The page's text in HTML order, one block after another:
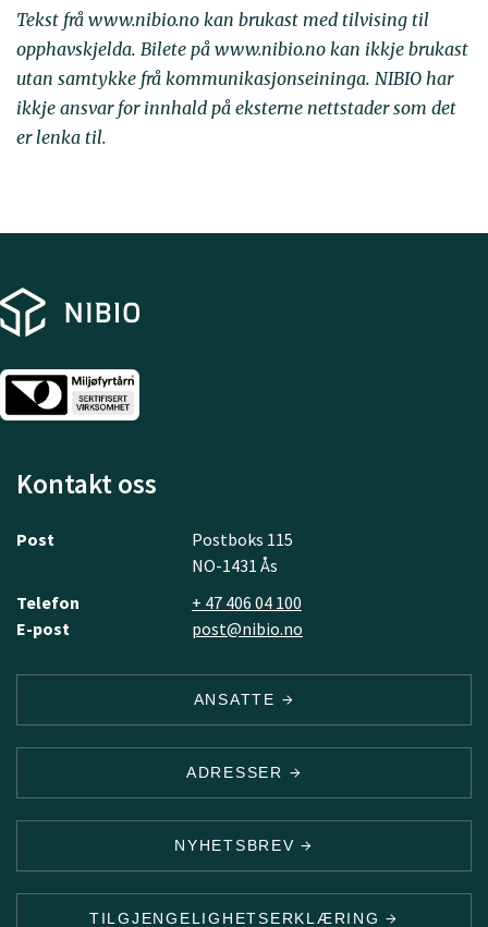
Tekst frå www.nibio.no kan brukast med tilvising til
opphavskjelda. Bilete på www.nibio.no kan ikkje brukast
utan samtykke frå kommunikasjonseininga. NIBIO har
ikkje ansvar for innhald på eksterne nettstader som det
er lenka til.
Kontakt oss
Post
Postboks 115
NO-1431 Ås
Telefon
+ 47 406 04 100
E-post
post@nibio.no
ANSATTE
ADRESSER
NYHETSBREV
TILGJENGELIGHETSERKLÆRING